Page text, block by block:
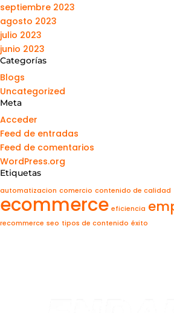
septiembre 2023
agosto 2023
julio 2023
junio 2023
Categorías
Blogs
Uncategorized
Meta
Acceder
Feed de entradas
Feed de comentarios
WordPress.org
Etiquetas
automatizacion comercio contenido de calidad
ecommerce eficiencia
recommerce seo tipos de contenido éxito